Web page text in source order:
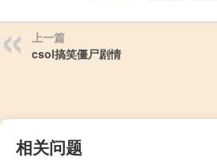
上一篇
csol搞笑僵尸剧情
相关问题